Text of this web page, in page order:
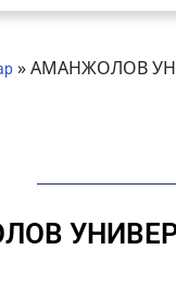
»АМАНЖОЛОВ